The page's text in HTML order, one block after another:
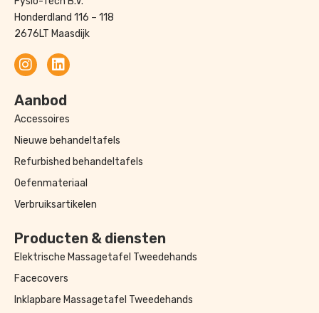
Honderdland 116 – 118
2676LT Maasdijk
Aanbod
Accessoires
Nieuwe behandeltafels
Refurbished behandeltafels
Oefenmateriaal
Verbruiksartikelen
Producten & diensten
Elektrische Massagetafel Tweedehands
Facecovers
Inklapbare Massagetafel Tweedehands